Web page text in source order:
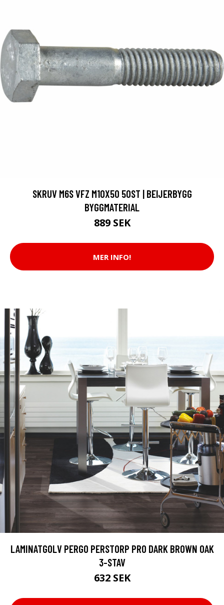
SKRUV M6S VFZ M10X50 50ST | BEIJERBYGG
BYGGMATERIAL
889 SEK
MER INFO!
LAMINATGOLV PERGO PERSTORP PRO DARK BROWN OAK
3-STAV
632 SEK